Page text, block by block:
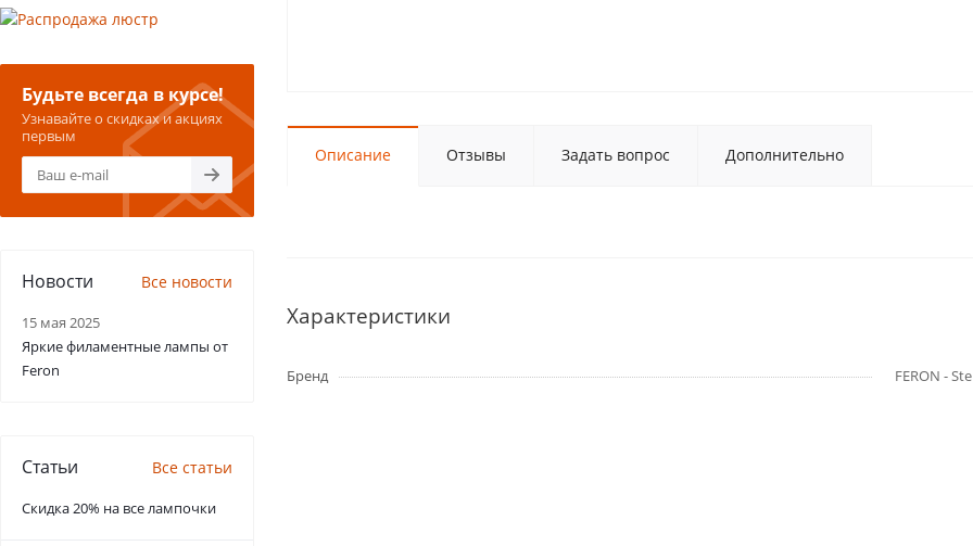
Описание Отзывы Задать вопрос Дополнительно
Характеристики
Бренд FERON -
Будьте всегда в курсе!
Узнавайте о скидках и акциях
первым
Новости Все новости
15 мая 2025
Яркие филаментные лампы от
Feron
Статьи Все статьи
Скидка 20% на все лампочки